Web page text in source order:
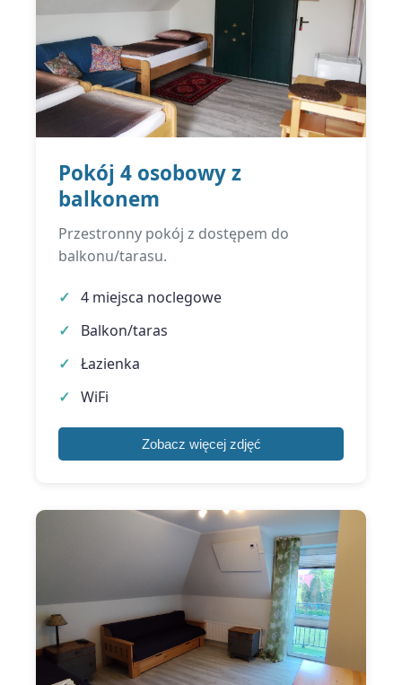
Pokój 4 osobowy z
balkonem
Przestronny pokój z dostępem do
balkonu/tarasu.
4 miejsca noclegowe
Balkon/taras
Łazienka
WiFi
Zobacz więcej zdjęć